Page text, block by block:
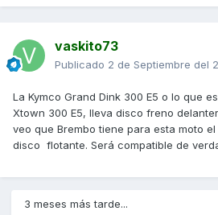
vaskito73
Publicado 2 de Septiembre del
La Kymco Grand Dink 300 E5 o lo que
Xtown 300 E5, lleva disco freno
veo que Brembo tiene para esta moto
disco flotante. Será compatible de
3 meses más tarde...